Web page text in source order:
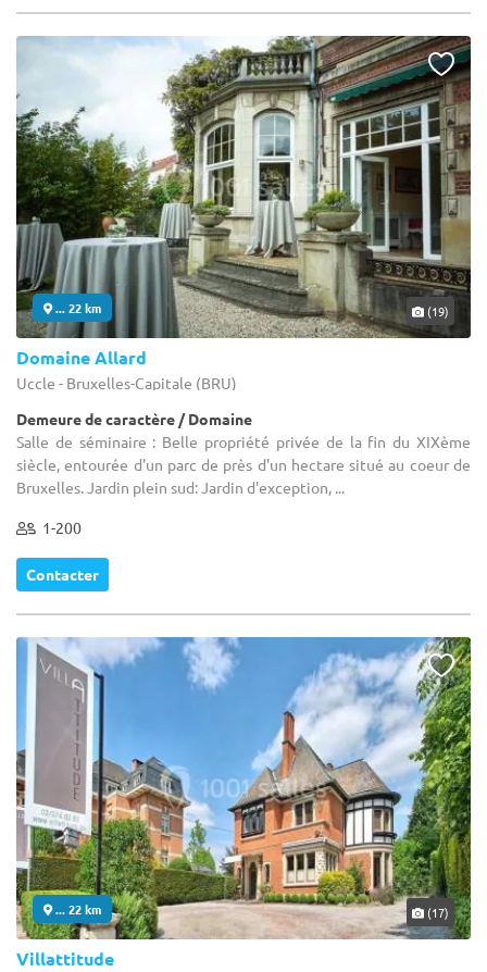
... 22 km (19)
Domaine Allard
Uccle - Bruxelles-Capitale (BRU)
Demeure de caractère / Domaine
Salle de séminaire : Belle propriété privée de la fin du XIXème
siècle, entourée d'un parc de près d'un hectare situé au coeur de
Bruxelles. Jardin plein sud: Jardin d'exception, ...
1-200
Contacter
... 22 km (17)
Villattitude